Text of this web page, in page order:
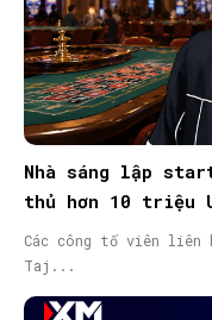
Nhà sáng lập
thủ hơn 10 triệu
Các công tố viên liên
Taj...